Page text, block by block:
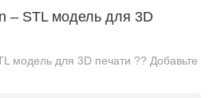
– STL модель для 3D
модель для 3D печати ?? Добавьте